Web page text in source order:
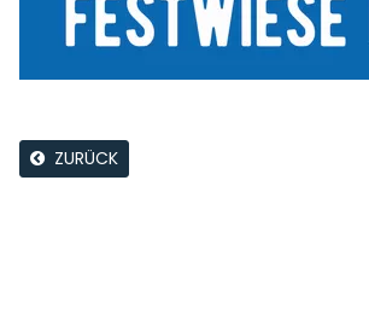
ZURÜCK